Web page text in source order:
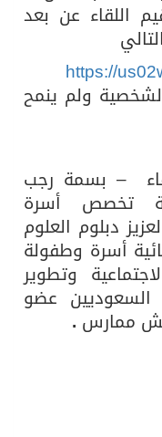
عن بعد
ولم ينمح
بسمة رجب
أسرة
العلوم
وطفولة
وتطوير
عضو
.